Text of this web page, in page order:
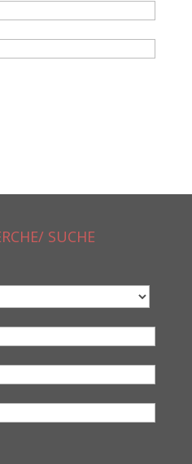
SUCHE